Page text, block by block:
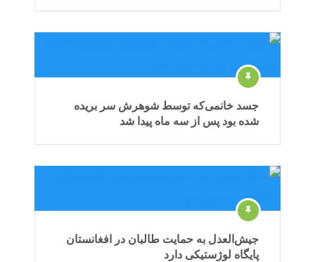
جسد خانمی‌که توسط شوهرش سر بریده
شده بود پس از سه ماه پیدا شد
جیش‌العدل به حمایت طالبان در افغانستان
پایگاه لوژستیکی دارد